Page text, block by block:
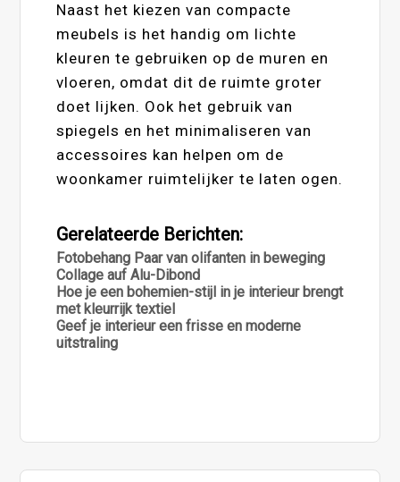
Naast het kiezen van compacte
meubels is het handig om lichte
kleuren te gebruiken op de muren en
vloeren, omdat dit de ruimte groter
doet lijken. Ook het gebruik van
spiegels en het minimaliseren van
accessoires kan helpen om de
woonkamer ruimtelijker te laten ogen.
Gerelateerde Berichten:
Fotobehang Paar van olifanten in beweging
Collage auf Alu-Dibond
Hoe je een bohemien-stijl in je interieur brengt
met kleurrijk textiel
Geef je interieur een frisse en moderne
uitstraling